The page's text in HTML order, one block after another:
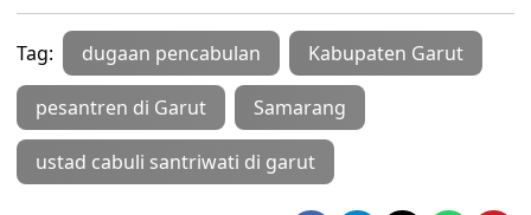
Tag: dugaan pencabulan Kabupaten Garut
pesantren di Garut Samarang
ustad cabuli santriwati di garut